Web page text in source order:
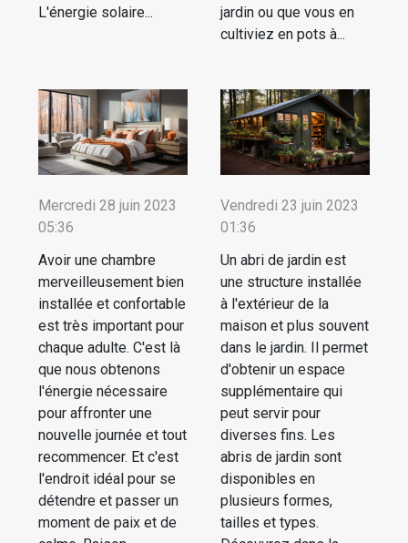
L'énergie solaire...
jardin ou que vous en
cultiviez en pots à...
Mercredi 28 juin 2023
05:36
Avoir une chambre
merveilleusement bien
installée et confortable
est très important pour
chaque adulte. C'est là
que nous obtenons
l'énergie nécessaire
pour affronter une
nouvelle journée et tout
recommencer. Et c'est
l'endroit idéal pour se
détendre et passer un
moment de paix et de
Vendredi 23 juin 2023
01:36
Un abri de jardin est
une structure installée
à l'extérieur de la
maison et plus souvent
dans le jardin. Il permet
d'obtenir un espace
supplémentaire qui
peut servir pour
diverses fins. Les
abris de jardin sont
disponibles en
plusieurs formes,
tailles et types.